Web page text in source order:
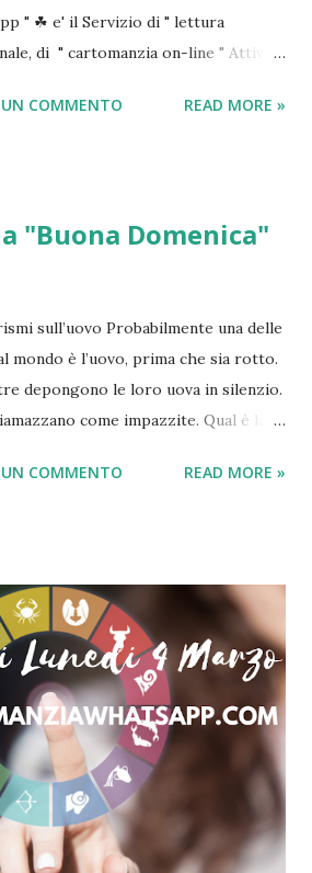
" ☘ e' il Servizio di " lettura
di " cartomanzia on-line " Attivo
tarocchi in chat " 😉 Con solo 5
il tuo acquisto😉 formula subito la tua
ASPETTO!🌈🔮
COMMENTO READ MORE »
"Buona Domenica"
sull’uovo Probabilmente una delle
mondo è l’uovo, prima che sia rotto.
depongono le loro uova in silenzio.
come impazzite. Qual è la
ha ricavato la formula dell’uovo.
un uovo, che non stesse per
non avesse finito di mangiare un
che il buon vecchio uovo forma la
Ferma il primo che incontri per
sentirebbe maggiormente la
o della moglie, e senti ciò che ti
Una gallina è soltanto lo
uovo per fare un altro uovo. (...
COMMENTO READ MORE »